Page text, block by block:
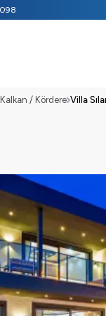
Kalkan / Kördere Villa